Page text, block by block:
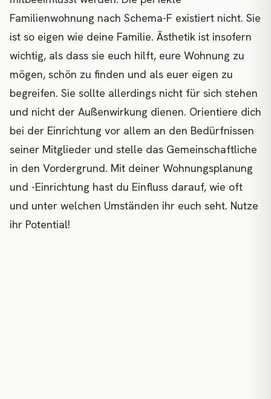
Familienwohnung nach Schema-F existiert nicht. Sie
ist so eigen wie deine Familie. Ästhetik ist insofern
wichtig, als dass sie euch hilft, eure Wohnung zu
mögen, schön zu finden und als euer eigen zu
begreifen. Sie sollte allerdings nicht für sich stehen
und nicht der Außenwirkung dienen. Orientiere dich
bei der Einrichtung vor allem an den Bedürfnissen
seiner Mitglieder und stelle das Gemeinschaftliche
in den Vordergrund. Mit deiner Wohnungsplanung
und -Einrichtung hast du Einfluss darauf, wie oft
und unter welchen Umständen ihr euch seht. Nutze
ihr Potential!